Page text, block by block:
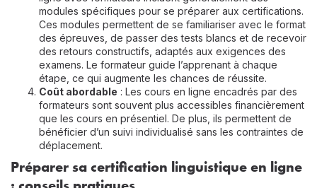
modules spécifiques pour se préparer aux certifications.
Ces modules permettent de se familiariser avec le format
des épreuves, de passer des tests blancs et de recevoir
des retours constructifs, adaptés aux exigences des
examens. Le formateur guide l’apprenant à chaque
étape, ce qui augmente les chances de réussite.
Coût abordable : Les cours en ligne encadrés par des
formateurs sont souvent plus accessibles financièrement
que les cours en présentiel. De plus, ils permettent de
bénéficier d’un suivi individualisé sans les contraintes de
déplacement.
Préparer sa certification linguistique en ligne